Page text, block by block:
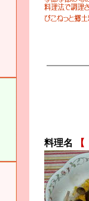
料理名 【